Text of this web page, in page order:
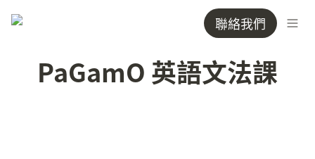
聯絡我們
PaGamO 英語文法課